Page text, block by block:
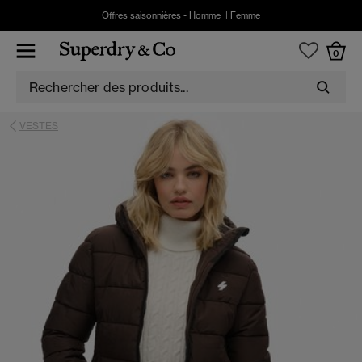
Offres saisonnières - Homme Femme
0
VESTES